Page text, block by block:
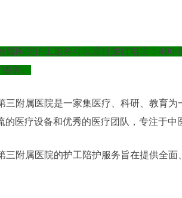
属医院护工服务可以通过拨打电话：
务。
附属医院是一家集医疗、科研、教育为
医疗设备和优秀的医疗团队，专注于中
附属医院的护工陪护服务旨在提供全面